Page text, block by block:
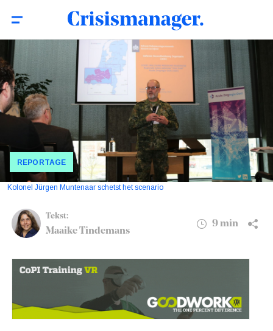
oorlog: ‘We moeten ons beter
voorbereiden’
REPORTAGE
Kolonel Jürgen Muntenaar schetst het scenario
Tekst:
Maaike Tindemans
9 min